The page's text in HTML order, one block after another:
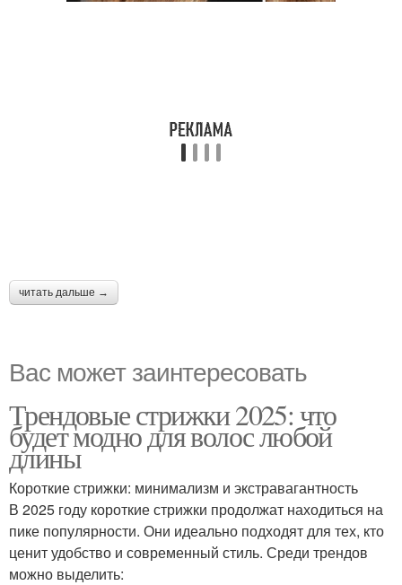
читать дальше →
Вас может заинтересовать
Трендовые стрижки 2025: что
будет модно для волос любой
длины
Короткие стрижки: минимализм и экстравагантность
В 2025 году короткие стрижки продолжат находиться на
пике популярности. Они идеально подходят для тех, кто
ценит удобство и современный стиль. Среди трендов
можно выделить: